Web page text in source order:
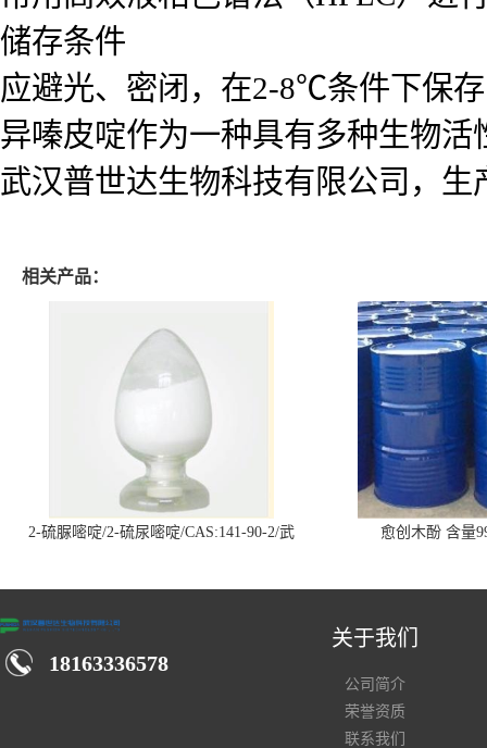
储存条件
应避光、密闭，在2-8℃条件下保
异嗪皮啶作为一种具有多种生物
武汉普世达生物科技有限公司，
相关产品：
2-硫脲嘧啶/2-硫尿嘧啶/CAS:141-90-2/武
愈创木酚 含量
18163336578
关于我们
公司简介
荣誉资质
联系我们